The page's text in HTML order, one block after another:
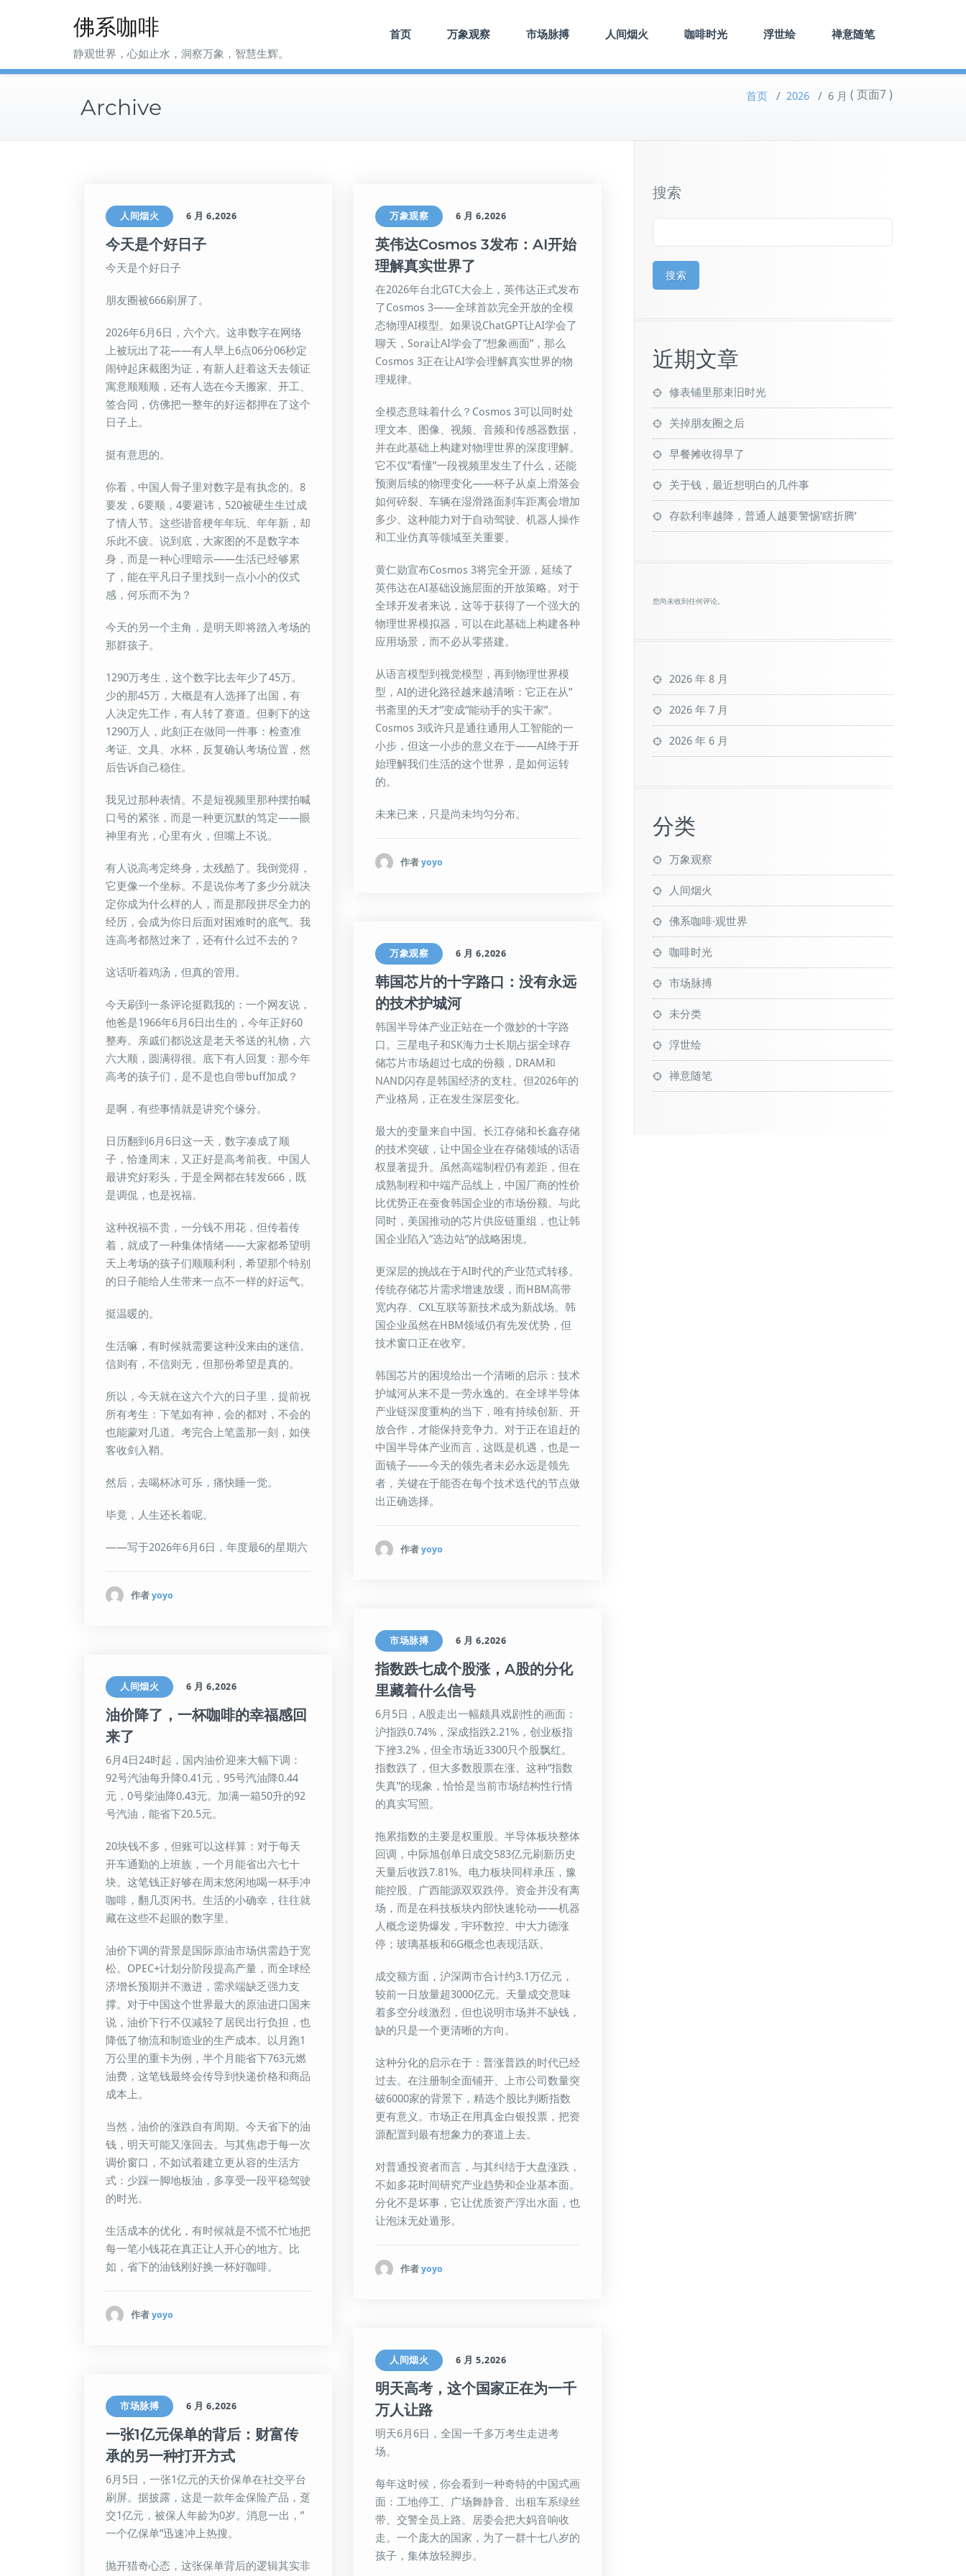
佛系咖啡
静观世界，心如止水，洞察万象，智慧生辉。
首页 万象观察 市场脉搏 人间烟火 咖啡时光 浮世绘 禅意随笔
Archive 首页 / 2026 / 6 月 ( 页面7 )
人间烟火 6 月 6,2026
今天是个好日子
今天是个好日子
朋友圈被666刷屏了。
2026年6月6日，六个六。这串数字在网络
上被玩出了花——有人早上6点06分06秒定
闹钟起床截图为证，有新人赶着这天去领证
寓意顺顺顺，还有人选在今天搬家、开工、
签合同，仿佛把一整年的好运都押在了这个
日子上。
挺有意思的。
你看，中国人骨子里对数字是有执念的。8
要发，6要顺，4要避讳，520被硬生生过成
了情人节。这些谐音梗年年玩、年年新，却
乐此不疲。说到底，大家图的不是数字本
身，而是一种心理暗示——生活已经够累
了，能在平凡日子里找到一点小小的仪式
感，何乐而不为？
今天的另一个主角，是明天即将踏入考场的
那群孩子。
1290万考生，这个数字比去年少了45万。
少的那45万，大概是有人选择了出国，有
人决定先工作，有人转了赛道。但剩下的这
1290万人，此刻正在做同一件事：检查准
考证、文具、水杯，反复确认考场位置，然
后告诉自己稳住。
我见过那种表情。不是短视频里那种摆拍喊
口号的紧张，而是一种更沉默的笃定——眼
神里有光，心里有火，但嘴上不说。
有人说高考定终身，太残酷了。我倒觉得，
它更像一个坐标。不是说你考了多少分就决
定你成为什么样的人，而是那段拼尽全力的
经历，会成为你日后面对困难时的底气。我
连高考都熬过来了，还有什么过不去的？
这话听着鸡汤，但真的管用。
今天刷到一条评论挺戳我的：一个网友说，
他爸是1966年6月6日出生的，今年正好60
整寿。亲戚们都说这是老天爷送的礼物，六
六大顺，圆满得很。底下有人回复：那今年
高考的孩子们，是不是也自带buff加成？
是啊，有些事情就是讲究个缘分。
日历翻到6月6日这一天，数字凑成了顺
子，恰逢周末，又正好是高考前夜。中国人
最讲究好彩头，于是全网都在转发666，既
是调侃，也是祝福。
这种祝福不贵，一分钱不用花，但传着传
着，就成了一种集体情绪——大家都希望明
天上考场的孩子们顺顺利利，希望那个特别
的日子能给人生带来一点不一样的好运气。
挺温暖的。
生活嘛，有时候就需要这种没来由的迷信。
信则有，不信则无，但那份希望是真的。
所以，今天就在这六个六的日子里，提前祝
所有考生：下笔如有神，会的都对，不会的
也能蒙对几道。考完合上笔盖那一刻，如侠
客收剑入鞘。
然后，去喝杯冰可乐，痛快睡一觉。
毕竟，人生还长着呢。
——写于2026年6月6日，年度最6的星期六
作者 yoyo
人间烟火 6 月 6,2026
油价降了，一杯咖啡的幸福感回
来了
6月4日24时起，国内油价迎来大幅下调：
92号汽油每升降0.41元，95号汽油降0.44
元，0号柴油降0.43元。加满一箱50升的92
号汽油，能省下20.5元。
20块钱不多，但账可以这样算：对于每天
开车通勤的上班族，一个月能省出六七十
块。这笔钱正好够在周末悠闲地喝一杯手冲
咖啡，翻几页闲书。生活的小确幸，往往就
藏在这些不起眼的数字里。
油价下调的背景是国际原油市场供需趋于宽
松。OPEC+计划分阶段提高产量，而全球经
济增长预期并不激进，需求端缺乏强力支
撑。对于中国这个世界最大的原油进口国来
说，油价下行不仅减轻了居民出行负担，也
降低了物流和制造业的生产成本。以月跑1
万公里的重卡为例，半个月能省下763元燃
油费，这笔钱最终会传导到快递价格和商品
成本上。
当然，油价的涨跌自有周期。今天省下的油
钱，明天可能又涨回去。与其焦虑于每一次
调价窗口，不如试着建立更从容的生活方
式：少踩一脚地板油，多享受一段平稳驾驶
的时光。
生活成本的优化，有时候就是不慌不忙地把
每一笔小钱花在真正让人开心的地方。比
如，省下的油钱刚好换一杯好咖啡。
作者 yoyo
市场脉搏 6 月 6,2026
一张1亿元保单的背后：财富传
承的另一种打开方式
6月5日，一张1亿元的天价保单在社交平台
刷屏。据披露，这是一款年金保险产品，趸
交1亿元，被保人年龄为0岁。消息一出，”
一个亿保单”迅速冲上热搜。
抛开猎奇心态，这张保单背后的逻辑其实非
万象观察 6 月 6,2026
英伟达Cosmos 3发布：AI开始
理解真实世界了
在2026年台北GTC大会上，英伟达正式发布
了Cosmos 3——全球首款完全开放的全模
态物理AI模型。如果说ChatGPT让AI学会了
聊天，Sora让AI学会了”想象画面”，那么
Cosmos 3正在让AI学会理解真实世界的物
理规律。
全模态意味着什么？Cosmos 3可以同时处
理文本、图像、视频、音频和传感器数据，
并在此基础上构建对物理世界的深度理解。
它不仅”看懂”一段视频里发生了什么，还能
预测后续的物理变化——杯子从桌上滑落会
如何碎裂、车辆在湿滑路面刹车距离会增加
多少。这种能力对于自动驾驶、机器人操作
和工业仿真等领域至关重要。
黄仁勋宣布Cosmos 3将完全开源，延续了
英伟达在AI基础设施层面的开放策略。对于
全球开发者来说，这等于获得了一个强大的
物理世界模拟器，可以在此基础上构建各种
应用场景，而不必从零搭建。
从语言模型到视觉模型，再到物理世界模
型，AI的进化路径越来越清晰：它正在从”
书斋里的天才”变成”能动手的实干家”。
Cosmos 3或许只是通往通用人工智能的一
小步，但这一小步的意义在于——AI终于开
始理解我们生活的这个世界，是如何运转
的。
未来已来，只是尚未均匀分布。
作者 yoyo
万象观察 6 月 6,2026
韩国芯片的十字路口：没有永远
的技术护城河
韩国半导体产业正站在一个微妙的十字路
口。三星电子和SK海力士长期占据全球存
储芯片市场超过七成的份额，DRAM和
NAND闪存是韩国经济的支柱。但2026年的
产业格局，正在发生深层变化。
最大的变量来自中国。长江存储和长鑫存储
的技术突破，让中国企业在存储领域的话语
权显著提升。虽然高端制程仍有差距，但在
成熟制程和中端产品线上，中国厂商的性价
比优势正在蚕食韩国企业的市场份额。与此
同时，美国推动的芯片供应链重组，也让韩
国企业陷入”选边站”的战略困境。
更深层的挑战在于AI时代的产业范式转移。
传统存储芯片需求增速放缓，而HBM高带
宽内存、CXL互联等新技术成为新战场。韩
国企业虽然在HBM领域仍有先发优势，但
技术窗口正在收窄。
韩国芯片的困境给出一个清晰的启示：技术
护城河从来不是一劳永逸的。在全球半导体
产业链深度重构的当下，唯有持续创新、开
放合作，才能保持竞争力。对于正在追赶的
中国半导体产业而言，这既是机遇，也是一
面镜子——今天的领先者未必永远是领先
者，关键在于能否在每个技术迭代的节点做
出正确选择。
作者 yoyo
市场脉搏 6 月 6,2026
指数跌七成个股涨，A股的分化
里藏着什么信号
6月5日，A股走出一幅颇具戏剧性的画面：
沪指跌0.74%，深成指跌2.21%，创业板指
下挫3.2%，但全市场近3300只个股飘红。
指数跌了，但大多数股票在涨。这种”指数
失真”的现象，恰恰是当前市场结构性行情
的真实写照。
拖累指数的主要是权重股。半导体板块整体
回调，中际旭创单日成交583亿元刷新历史
天量后收跌7.81%。电力板块同样承压，豫
能控股、广西能源双双跌停。资金并没有离
场，而是在科技板块内部快速轮动——机器
人概念逆势爆发，宇环数控、中大力德涨
停；玻璃基板和6G概念也表现活跃。
成交额方面，沪深两市合计约3.1万亿元，
较前一日放量超3000亿元。天量成交意味
着多空分歧激烈，但也说明市场并不缺钱，
缺的只是一个更清晰的方向。
这种分化的启示在于：普涨普跌的时代已经
过去。在注册制全面铺开、上市公司数量突
破6000家的背景下，精选个股比判断指数
更有意义。市场正在用真金白银投票，把资
源配置到最有想象力的赛道上去。
对普通投资者而言，与其纠结于大盘涨跌，
不如多花时间研究产业趋势和企业基本面。
分化不是坏事，它让优质资产浮出水面，也
让泡沫无处遁形。
作者 yoyo
人间烟火 6 月 5,2026
明天高考，这个国家正在为一千
万人让路
明天6月6日，全国一千多万考生走进考
场。
每年这时候，你会看到一种奇特的中国式画
面：工地停工、广场舞静音、出租车系绿丝
带、交警全员上路、居委会把大妈音响收
走。一个庞大的国家，为了一群十七八岁的
孩子，集体放轻脚步。
搜索
搜索
近期文章
修表铺里那束旧时光
关掉朋友圈之后
早餐摊收得早了
关于钱，最近想明白的几件事
存款利率越降，普通人越要警惕’瞎折腾’
您尚未收到任何评论。
2026 年 8 月
2026 年 7 月
2026 年 6 月
分类
万象观察
人间烟火
佛系咖啡·观世界
咖啡时光
市场脉搏
未分类
浮世绘
禅意随笔